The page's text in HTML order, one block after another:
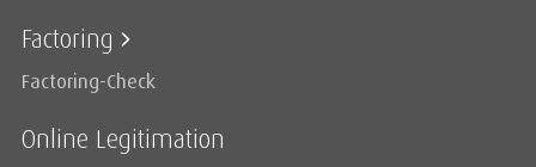
Factoring
Factoring-Check
Online Legitimation